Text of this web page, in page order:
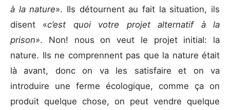
à la nature». Ils détournent au fait la situation, ils
disent «c’est quoi votre projet alternatif à la
prison». Non! nous on veut le projet initial: la
nature. Ils ne comprennent pas que la nature était
là avant, donc on va les satisfaire et on va
introduire une ferme écologique, comme ça on
produit quelque chose, on peut vendre quelque